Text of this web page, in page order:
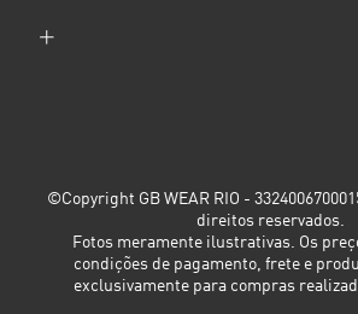
©Copyright GB WEAR RIO -
direitos reservados.
Fotos meramente ilustrativas. Os
condições de pagamento, frete e
exclusivamente para compras